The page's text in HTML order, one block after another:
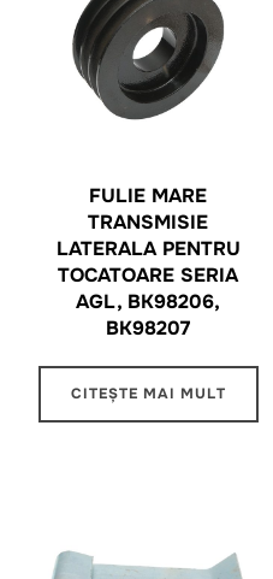
FULIE MARE
TRANSMISIE
LATERALA PENTRU
TOCATOARE SERIA
AGL, BK98206,
BK98207
CITEȘTE MAI MULT